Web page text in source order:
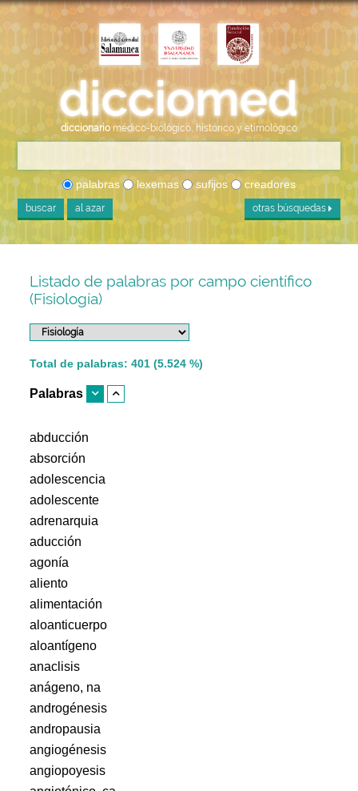
diccionario médico-biológico, histórico y etimológico
palabras lexemas sufijos creadores
buscar al azar otras búsquedas
Listado de palabras por campo científico
(Fisiología)
Total de palabras: 401 (5.524 %)
Palabras
abducción
absorción
adolescencia
adolescente
adrenarquia
aducción
agonía
aliento
alimentación
aloanticuerpo
aloantígeno
anaclisis
anágeno, na
androgénesis
andropausia
angiogénesis
angiopoyesis